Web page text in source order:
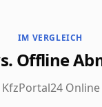
IM VERGLEICH
Offline